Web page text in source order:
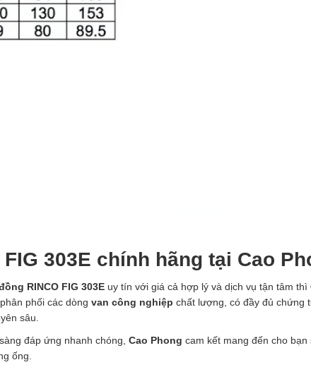
303E chính hãng tại Cao
RINCO FIG 303Euy tín với giá cả hợp lý và dịch vụ tận tâm thì
phối các dòng van công nghiệp chất lượng, có đầy đủ chứng
sâu.
đáp ứng nhanh chóng, Cao Phong cam kết mang đến cho bạn
ống.